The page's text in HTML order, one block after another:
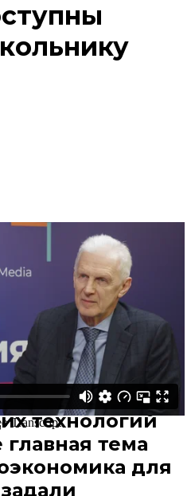
направление
Можно ли
для
вопрос на
технологий
тема
для